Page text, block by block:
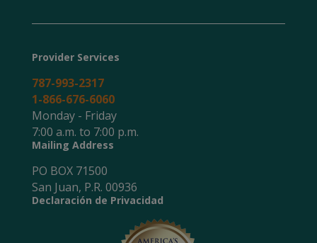
Provider Services
787-993-2317
1-866-676-6060
Monday - Friday
7:00 a.m. to 7:00 p.m.
Mailing Address
PO BOX 71500
San Juan, P.R. 00936
Declaración de Privacidad